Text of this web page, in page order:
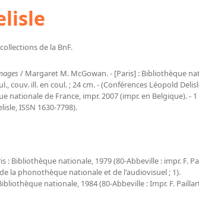
de la BnF.
/ Margaret M. McGowan. - [Paris] : Bibliothèque
couv. ill. en coul. ; 24 cm. - (Conférences Léopold
nationale de France, impr. 2007 (impr. en Belgique). -
ISSN 1630-7798).
: Bibliothèque nationale, 1979 (80-Abbeville : impr. F.
la phonothèque nationale et de l'audiovisuel ; 1).
nationale, 1984 (80-Abbeville : Impr. F.